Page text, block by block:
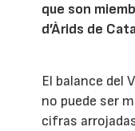
que son
d’Àrids de
El balance del
no puede ser
cifras